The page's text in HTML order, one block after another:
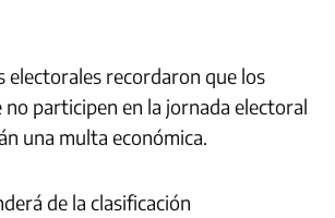
electorales recordaron que los
no participen en la jornada electoral
una multa económica.
de la clasificación